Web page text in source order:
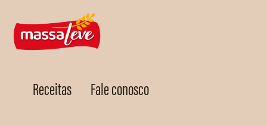
Receitas Fale conosco